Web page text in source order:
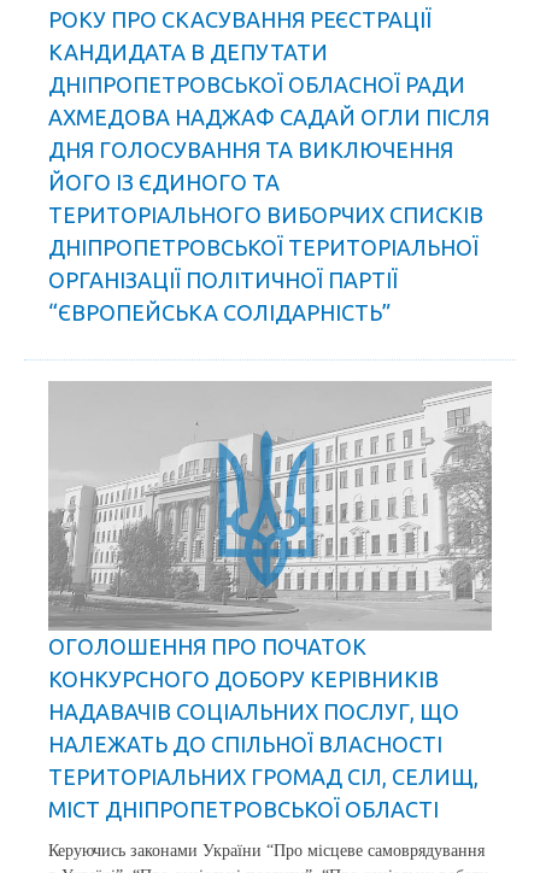
РОКУ ПРО СКАСУВАННЯ РЕЄСТРАЦІЇ
КАНДИДАТА В ДЕПУТАТИ
ДНІПРОПЕТРОВСЬКОЇ ОБЛАСНОЇ РАДИ
АХМЕДОВА НАДЖАФ САДАЙ ОГЛИ ПІСЛЯ
ДНЯ ГОЛОСУВАННЯ ТА ВИКЛЮЧЕННЯ
ЙОГО ІЗ ЄДИНОГО ТА
ТЕРИТОРІАЛЬНОГО ВИБОРЧИХ СПИСКІВ
ДНІПРОПЕТРОВСЬКОЇ ТЕРИТОРІАЛЬНОЇ
ОРГАНІЗАЦІЇ ПОЛІТИЧНОЇ ПАРТІЇ
“ЄВРОПЕЙСЬКА СОЛІДАРНІСТЬ”
ОГОЛОШЕННЯ ПРО ПОЧАТОК
КОНКУРСНОГО ДОБОРУ КЕРІВНИКІВ
НАДАВАЧІВ СОЦІАЛЬНИХ ПОСЛУГ, ЩО
НАЛЕЖАТЬ ДО СПІЛЬНОЇ ВЛАСНОСТІ
ТЕРИТОРІАЛЬНИХ ГРОМАД СІЛ, СЕЛИЩ,
МІСТ ДНІПРОПЕТРОВСЬКОЇ ОБЛАСТІ
Керуючись законами України “Про місцеве самоврядування